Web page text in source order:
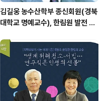
김길웅 농수산학부 종신회원(경북
대학교 명예교수), 한림원 발전 위